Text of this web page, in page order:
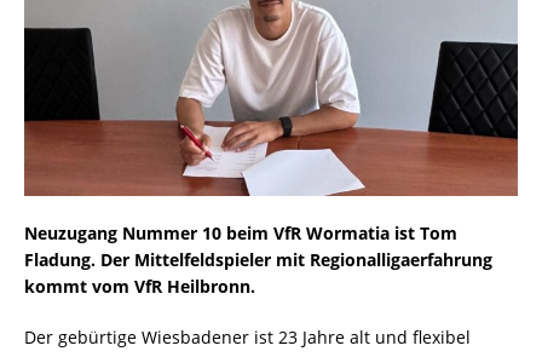
Neuzugang Nummer 10 beim VfR Wormatia ist Tom
Fladung. Der Mittelfeldspieler mit Regionalligaerfahrung
kommt vom VfR Heilbronn.
Der gebürtige Wiesbadener ist 23 Jahre alt und flexibel